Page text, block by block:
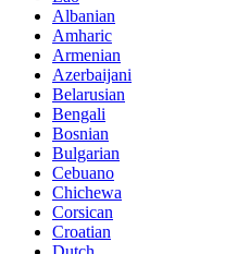
Albanian
Amharic
Armenian
Azerbaijani
Belarusian
Bengali
Bosnian
Bulgarian
Cebuano
Chichewa
Corsican
Croatian